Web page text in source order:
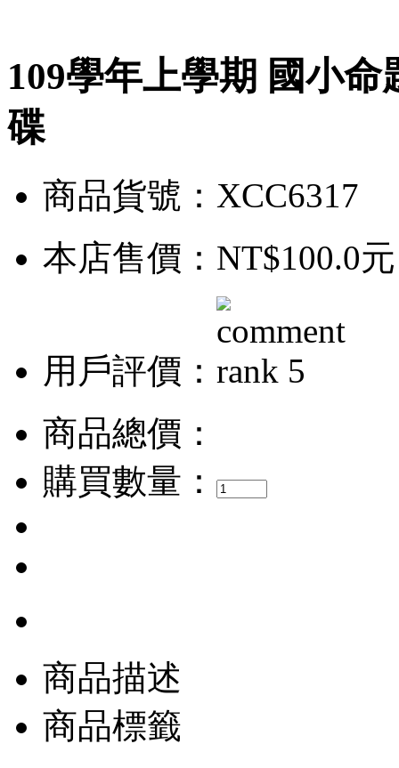
109學年上學期 國小
碟
商品貨號：XCC6317
本店售價： NT$100.0元
用戶評價：
商品總價：
購買數量：
商品描述
商品標籤